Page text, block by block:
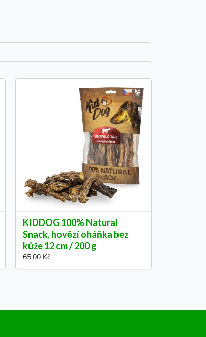
KIDDOG 100% Natural
Snack, hovězí oháňka bez
kůže 12 cm / 200 g
65,00 Kč